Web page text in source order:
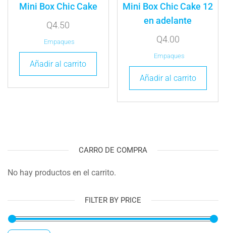
Mini Box Chic Cake
Q4.50
Empaques
Añadir al carrito
Mini Box Chic Cake 12
en adelante
Q4.00
Empaques
Añadir al carrito
CARRO DE COMPRA
No hay productos en el carrito.
FILTER BY PRICE